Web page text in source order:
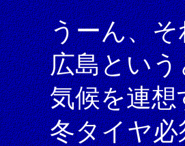
うーん、
広島とい
気候を連
冬タイヤ